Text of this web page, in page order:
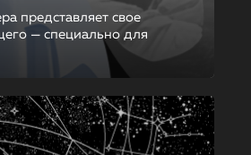
представляет свое
— специально для